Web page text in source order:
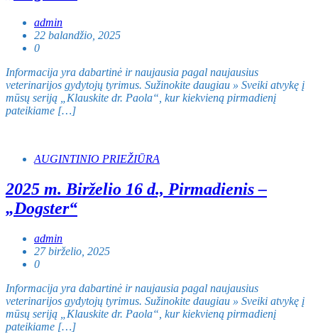
admin
22 balandžio, 2025
0
Informacija yra dabartinė ir naujausia pagal naujausius
veterinarijos gydytojų tyrimus. Sužinokite daugiau » Sveiki atvykę į
mūsų seriją „Klauskite dr. Paola“, kur kiekvieną pirmadienį
pateikiame […]
AUGINTINIO PRIEŽIŪRA
2025 m. Birželio 16 d., Pirmadienis –
„Dogster“
admin
27 birželio, 2025
0
Informacija yra dabartinė ir naujausia pagal naujausius
veterinarijos gydytojų tyrimus. Sužinokite daugiau » Sveiki atvykę į
mūsų seriją „Klauskite dr. Paola“, kur kiekvieną pirmadienį
pateikiame […]